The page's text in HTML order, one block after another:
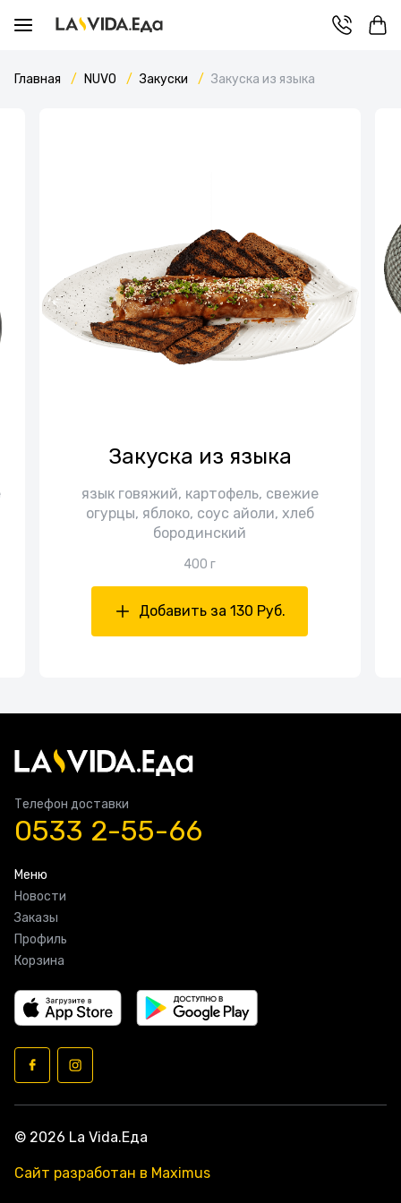
Главная NUVO Закуски Закуска из языка
Закуска из языка
язык говяжий, картофель, свежие
огурцы, яблоко, соус айоли, хлеб
бородинский
400 г
Добавить за 130 Руб.
Телефон доставки
0533 2-55-66
Меню
Новости
Заказы
Профиль
Корзина
© 2026 La Vida.Еда
Сайт разработан в Maximus